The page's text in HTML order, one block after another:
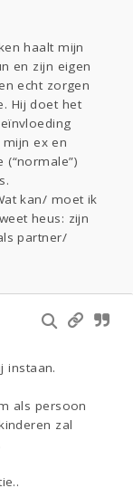
haalt mijn
en zijn eigen
echt zorgen
Hij doet het
ex en
kan/ moet ik
heus: zijn
partner/
instaan.
als persoon
zal